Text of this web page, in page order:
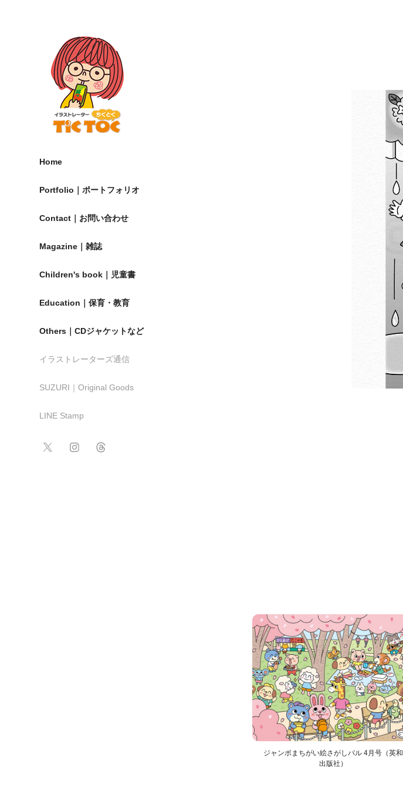
Home
Portfolio｜ポートフォリオ
Contact｜お問い合わせ
Magazine｜雑誌
Children's book｜児童書
Education｜保育・教育
Others｜CDジャケットなど
イラストレーターズ通信
SUZURI｜Original Goods
LINE Stamp
ジャンボまちがい絵さがしパル 4月号（英和
出版社）